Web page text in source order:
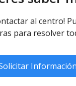
al centro!
para resolver
Información